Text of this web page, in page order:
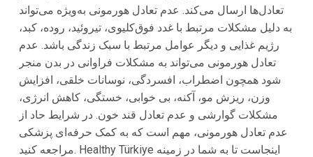
تعادل‌ها ارسال می‌کند. عدم تعادل هورمونی به‌ویژه می‌تواند
به دلیل مشکلات مرتبط با غدد فوق‌کلیوی، تیروئید، روده، کبد،
رژیم غذایی و دیگر عوامل مرتبط با سبک زندگی باشد. عدم
تعادل هورمونی می‌تواند به مشکلات فراوانی در بدن منجر
شود همچون اضطراب، افسردگی، نوسانات خلقی، افزایش
وزن، ریزش مو، آکنه، بی خوابی، خستگی، کاهش انرژی،
مشکلات گوارشی و عدم تعادل قند خون. در شرایط حاد از
عدم تعادل هورمونی، مهم است که به کمک حرفه‌ای پزشکی
مراجعه کنید. Healthy Türkiye اینجاست تا به شما در زمینه